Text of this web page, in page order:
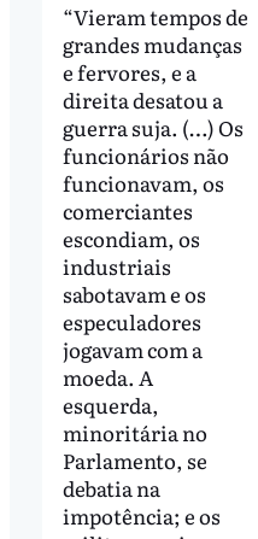
“Vieram tempos de
grandes mudanças
e fervores, e a
direita desatou a
guerra suja. (…) Os
funcionários não
funcionavam, os
comerciantes
escondiam, os
industriais
sabotavam e os
especuladores
jogavam com a
moeda. A
esquerda,
minoritária no
Parlamento, se
debatia na
impotência; e os